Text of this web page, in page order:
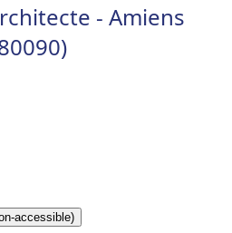
- Amiens
accessible)